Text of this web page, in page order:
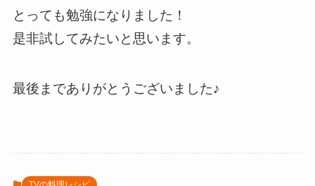
とっても勉強になりました！
是非試してみたいと思います。
最後までありがとうございました♪